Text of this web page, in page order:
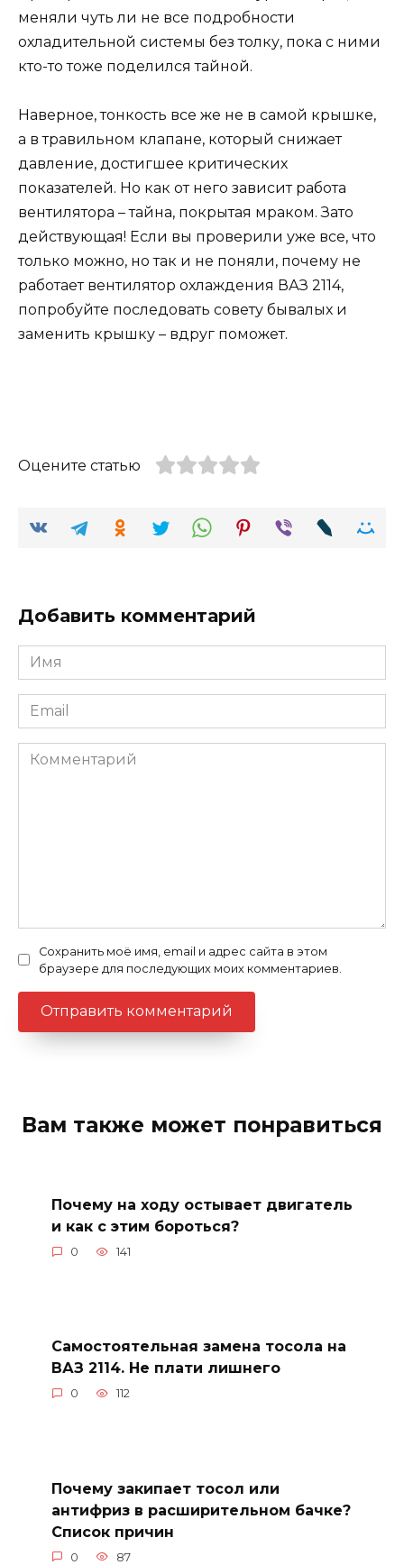
меняли чуть ли не все подробности
охладительной системы без толку, пока с ними
кто-то тоже поделился тайной.
Наверное, тонкость все же не в самой крышке,
а в травильном клапане, который снижает
давление, достигшее критических
показателей. Но как от него зависит работа
вентилятора – тайна, покрытая мраком. Зато
действующая! Если вы проверили уже все, что
только можно, но так и не поняли, почему не
работает вентилятор охлаждения ВАЗ 2114,
попробуйте последовать совету бывалых и
заменить крышку – вдруг поможет.
Оцените статью
Добавить комментарий
Имя
Email
Комментарий
Сохранить моё имя, email и адрес сайта в этом
браузере для последующих моих комментариев.
Вам также может понравиться
Почему на ходу остывает двигатель
и как с этим бороться?
0 141
Самостоятельная замена тосола на
ВАЗ 2114. Не плати лишнего
0 112
Почему закипает тосол или
антифриз в расширительном бачке?
Список причин
0 87